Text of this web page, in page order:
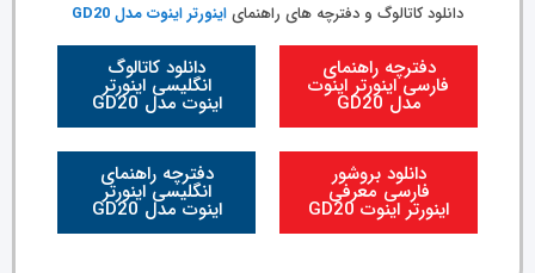
دانلود کاتالوگ و دفترچه های راهنمای اینورتر اینوت مدل GD20
دفترچه راهنمای
فارسی اینورتر اینوت
مدل GD20
دانلود کاتالوگ
انگلیسی اینورتر
اینوت مدل GD20
دانلود بروشور
فارسی معرفی
اینورتر اینوت GD20
دفترچه راهنمای
انگلیسی اینورتر
اینوت مدل GD20